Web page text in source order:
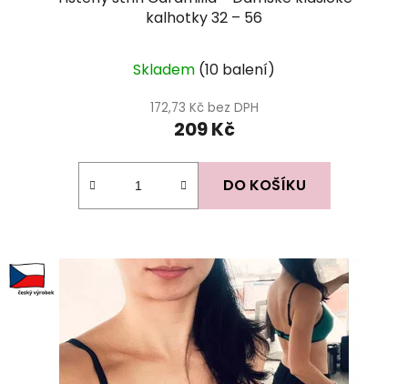
kalhotky 32 – 56
Skladem (10 balení)
172,73 Kč bez DPH
209 Kč
DO KOŠÍKU